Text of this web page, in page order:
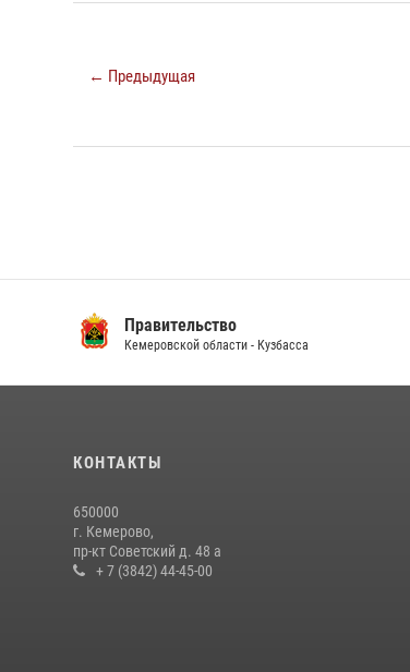
← Предыдущая
Правительство
Кемеровской области - Кузбасса
КОНТАКТЫ
650000
г. Кемерово,
пр-кт Советский д. 48 а
+ 7 (3842) 44-45-00